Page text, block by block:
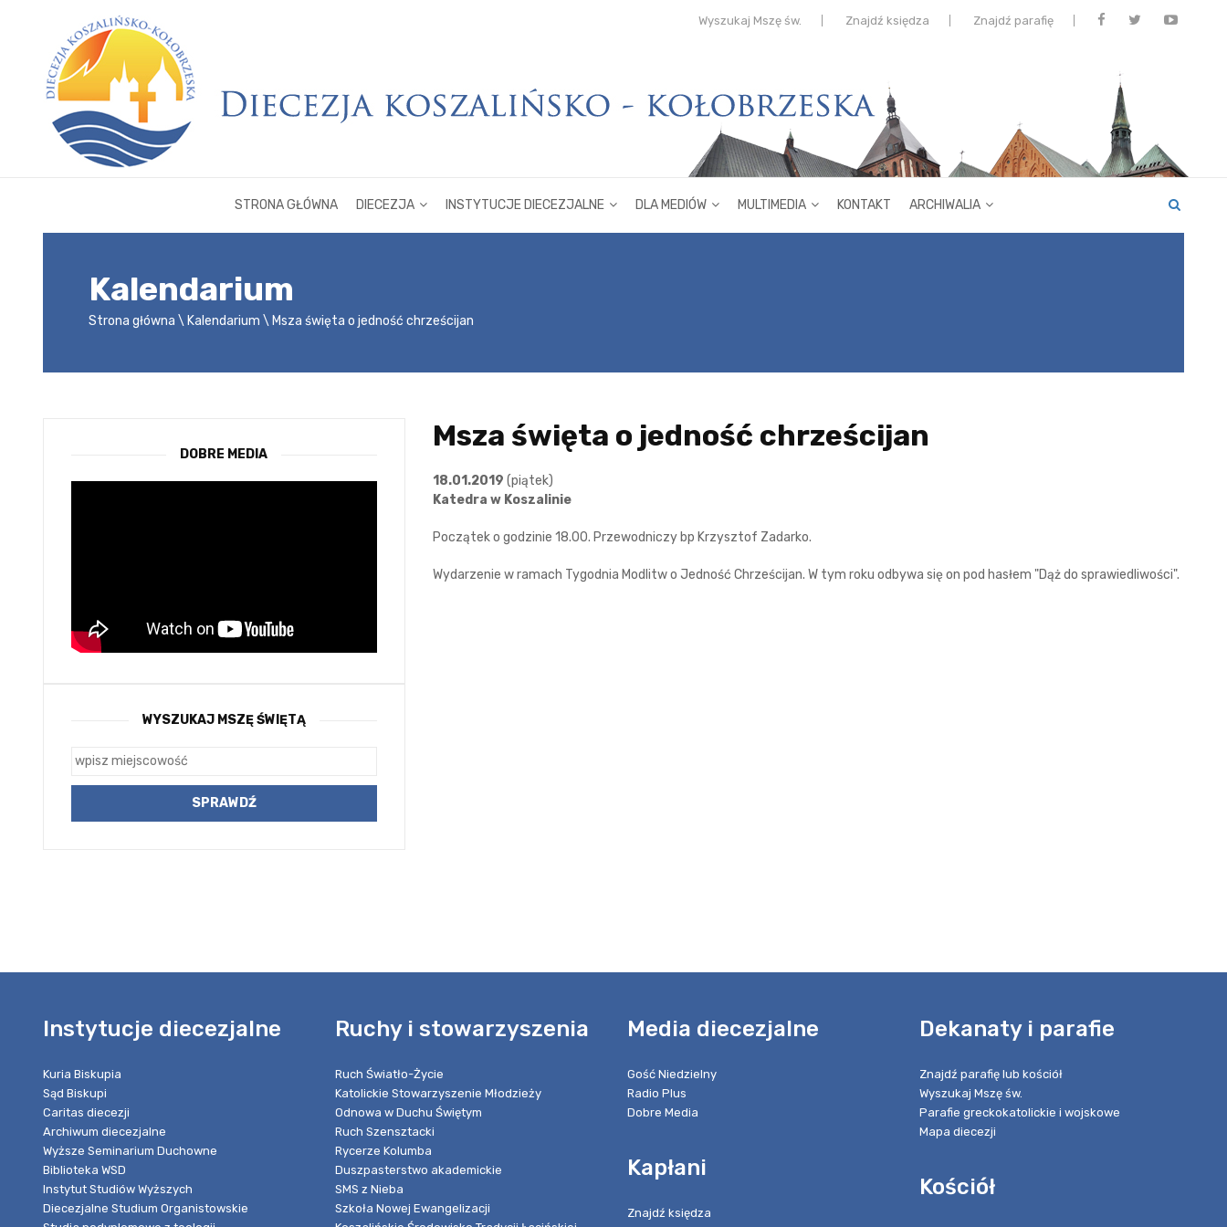
Wyszukaj Mszę św. Znajdź księdza Znajdź parafię
STRONA GŁÓWNA DIECEZJA INSTYTUCJE DIECEZJALNE DLA MEDIÓW MULTIMEDIA KONTAKT ARCHIWALIA
Kalendarium
Strona główna Kalendarium Msza święta o jedność chrześcijan
Msza święta o jedność chrześcijan
18.01.2019 (piątek)
Katedra w Koszalinie
Początek o godzinie 18.00. Przewodniczy bp Krzysztof Zadarko.
Wydarzenie w ramach Tygodnia Modlitw o Jedność Chrześcijan. W tym roku odbywa się on pod hasłem "Dąż do sprawiedliwości".
DOBRE MEDIA
WYSZUKAJ MSZĘ ŚWIĘTĄ
Instytucje diecezjalne
Kuria Biskupia
Sąd Biskupi
Caritas diecezji
Archiwum diecezjalne
Wyższe Seminarium Duchowne
Biblioteka WSD
Instytut Studiów Wyższych
Diecezjalne Studium Organistowskie
Ruchy i stowarzyszenia
Ruch Światło-Życie
Katolickie Stowarzyszenie Młodzieży
Odnowa w Duchu Świętym
Ruch Szensztacki
Rycerze Kolumba
Duszpasterstwo akademickie
SMS z Nieba
Szkoła Nowej Ewangelizacji
Media diecezjalne
Gość Niedzielny
Radio Plus
Dobre Media
Kapłani
Znajdź księdza
Dekanaty i parafie
Znajdź parafię lub kościół
Wyszukaj Mszę św.
Parafie greckokatolickie i wojskowe
Mapa diecezji
Kościół